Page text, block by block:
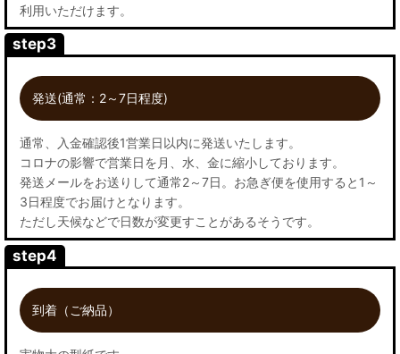
利用いただけます。
step3
発送(通常：2～7日程度)
通常、入金確認後1営業日以内に発送いたします。
コロナの影響で営業日を月、水、金に縮小しております。
発送メールをお送りして通常2～7日。お急ぎ便を使用すると1～
3日程度でお届けとなります。
ただし天候などで日数が変更すことがあるそうです。
step4
到着（ご納品）